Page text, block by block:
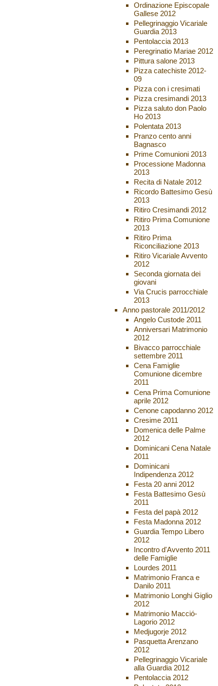
Ordinazione Episcopale
Gallese 2012
Pellegrinaggio Vicariale
Guardia 2013
Pentolaccia 2013
Peregrinatio Mariae 2012
Pittura salone 2013
Pizza catechiste 2012-
09
Pizza con i cresimati
Pizza cresimandi 2013
Pizza saluto don Paolo
Ho 2013
Polentata 2013
Pranzo cento anni
Bagnasco
Prime Comunioni 2013
Processione Madonna
2013
Recita di Natale 2012
Ricordo Battesimo Gesù
2013
Ritiro Cresimandi 2012
Ritiro Prima Comunione
2013
Ritiro Prima
Riconciliazione 2013
Ritiro Vicariale Avvento
2012
Seconda giornata dei
giovani
Via Crucis parrocchiale
2013
Anno pastorale 2011/2012
Angelo Custode 2011
Anniversari Matrimonio
2012
Bivacco parrocchiale
settembre 2011
Cena Famiglie
Comunione dicembre
2011
Cena Prima Comunione
aprile 2012
Cenone capodanno 2012
Cresime 2011
Domenica delle Palme
2012
Dominicani Cena Natale
2011
Dominicani
Indipendenza 2012
Festa 20 anni 2012
Festa Battesimo Gesù
2011
Festa del papà 2012
Festa Madonna 2012
Guardia Tempo Libero
2012
Incontro d'Avvento 2011
delle Famiglie
Lourdes 2011
Matrimonio Franca e
Danilo 2011
Matrimonio Longhi Giglio
2012
Matrimonio Macció-
Lagorio 2012
Medjugorje 2012
Pasquetta Arenzano
2012
Pellegrinaggio Vicariale
alla Guardia 2012
Pentolaccia 2012